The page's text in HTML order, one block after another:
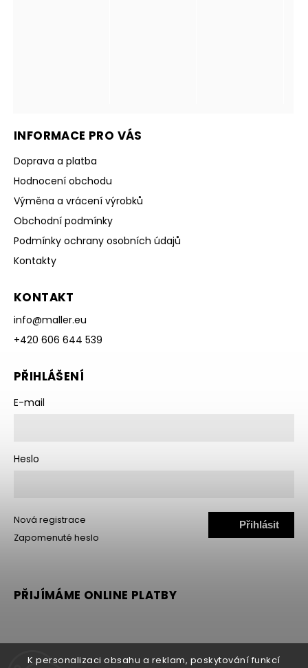
K personalizaci obsahu a reklam, poskytování funkcí
INFORMACE PRO VÁS
Doprava a platba
Hodnocení obchodu
Výměna a vrácení výrobků
Obchodní podmínky
Podmínky ochrany osobních údajů
Kontakty
KONTAKT
info@maller.eu
+420 606 644 539
PŘIHLÁŠENÍ
E-mail
Heslo
Přihlásit
Nová registrace
Zapomenuté heslo
PŘIJÍMÁME ONLINE PLATBY